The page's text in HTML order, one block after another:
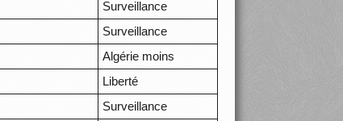
Surveillance
Surveillance
Algérie moins
Liberté
Surveillance